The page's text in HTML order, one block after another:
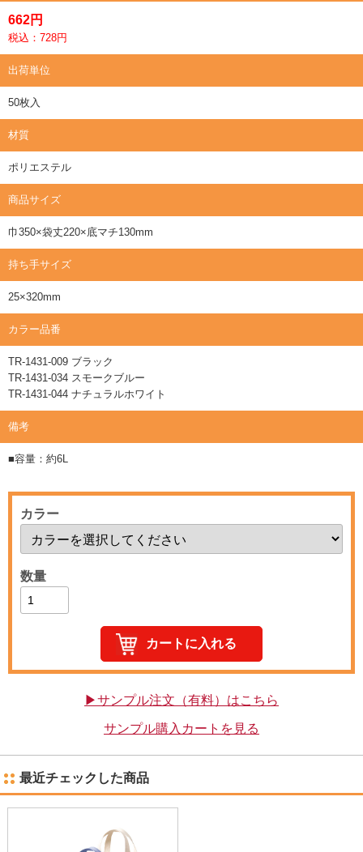
662円
税込：728円
出荷単位
50枚入
材質
ポリエステル
商品サイズ
巾350×袋丈220×底マチ130mm
持ち手サイズ
25×320mm
カラー品番
TR-1431-009 ブラック
TR-1431-034 スモークブルー
TR-1431-044 ナチュラルホワイト
備考
■容量：約6L
カラー
数量
▶サンプル注文（有料）はこちら
サンプル購入カートを見る
最近チェックした商品